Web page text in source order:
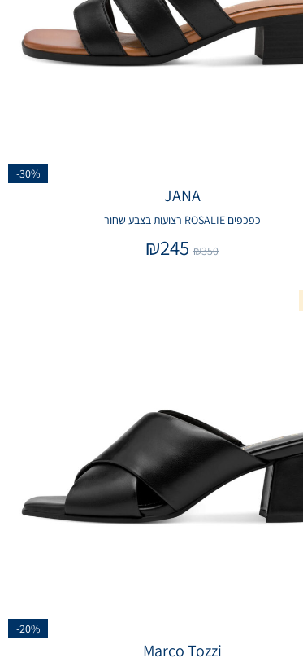
-30%
JANA
כפכפים ROSALIE רצועות בצבע שחור
₪350
₪245
-20%
Marco Tozzi